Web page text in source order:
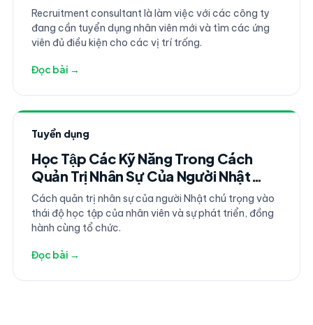
Recruitment consultant là làm việc với các công ty
đang cần tuyển dụng nhân viên mới và tìm các ứng
viên đủ điều kiện cho các vị trí trống.
Đọc bài →
Tuyển dụng
Học Tập Các Kỹ Năng Trong Cách
Quản Trị Nhân Sự Của Người Nhật
2026
Cách quản trị nhân sự của người Nhật chú trọng vào
thái độ học tập của nhân viên và sự phát triển, đồng
hành cùng tổ chức.
Đọc bài →